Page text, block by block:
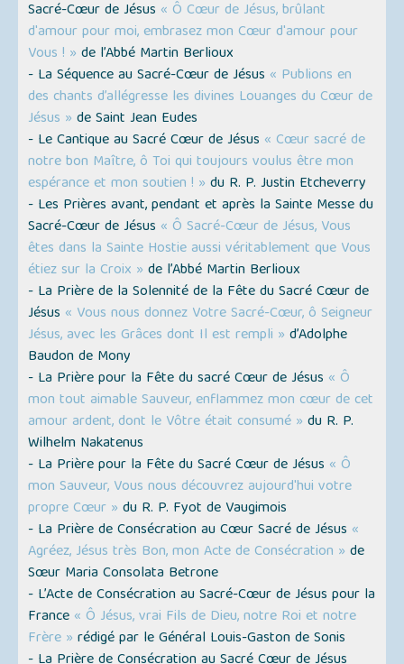
Sacré-Cœur de Jésus « Ô Cœur de Jésus, brûlant
d'amour pour moi, embrasez mon Cœur d'amour pour
Vous ! » de l’Abbé Martin Berlioux
- La Séquence au Sacré-Cœur de Jésus « Publions en
des chants d’allégresse les divines Louanges du Cœur de
Jésus » de Saint Jean Eudes
- Le Cantique au Sacré Cœur de Jésus « Cœur sacré de
notre bon Maître, ô Toi qui toujours voulus être mon
espérance et mon soutien ! » du R. P. Justin Etcheverry
- Les Prières avant, pendant et après la Sainte Messe du
Sacré-Cœur de Jésus « Ô Sacré-Cœur de Jésus, Vous
êtes dans la Sainte Hostie aussi véritablement que Vous
étiez sur la Croix » de l’Abbé Martin Berlioux
- La Prière de la Solennité de la Fête du Sacré Cœur de
Jésus « Vous nous donnez Votre Sacré-Cœur, ô Seigneur
Jésus, avec les Grâces dont Il est rempli » d’Adolphe
Baudon de Mony
- La Prière pour la Fête du sacré Cœur de Jésus « Ô
mon tout aimable Sauveur, enflammez mon cœur de cet
amour ardent, dont le Vôtre était consumé » du R. P.
Wilhelm Nakatenus
- La Prière pour la Fête du Sacré Cœur de Jésus « Ô
mon Sauveur, Vous nous découvrez aujourd'hui votre
propre Cœur » du R. P. Fyot de Vaugimois
- La Prière de Consécration au Cœur Sacré de Jésus «
Agréez, Jésus très Bon, mon Acte de Consécration » de
Sœur Maria Consolata Betrone
- L’Acte de Consécration au Sacré-Cœur de Jésus pour la
France « Ô Jésus, vrai Fils de Dieu, notre Roi et notre
Frère » rédigé par le Général Louis-Gaston de Sonis